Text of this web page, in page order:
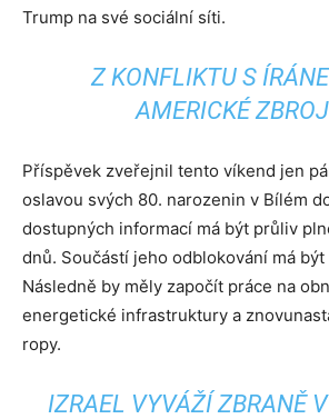
Trump na své sociální síti.
Z KONFLIKTU S
AMERICKÉ
Příspěvek zveřejnil tento víkend jen
oslavou svých 80. narozenin v Bílém
dostupných informací má být průliv
dnů. Součástí jeho odblokování má
Následně by měly započít práce na
energetické infrastruktury a
ropy.
IZRAEL VYVÁŽÍ ZBRANĚ